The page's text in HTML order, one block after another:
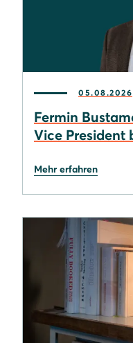
05.08.2026
Fermin
Vice President
Mehr erfahren